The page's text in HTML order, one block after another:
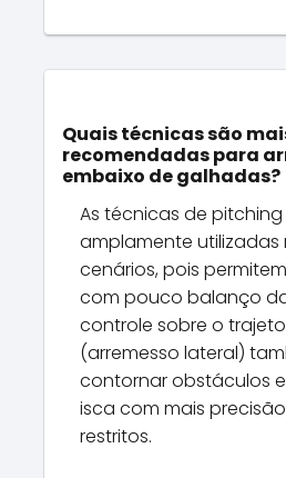
Quais técnicas são
recomendadas para
embaixo de galhadas?
As técnicas de
amplamente utilizadas
cenários, pois
com pouco balanço
controle sobre o
(arremesso lateral)
contornar obstáculos
isca com mais
restritos.